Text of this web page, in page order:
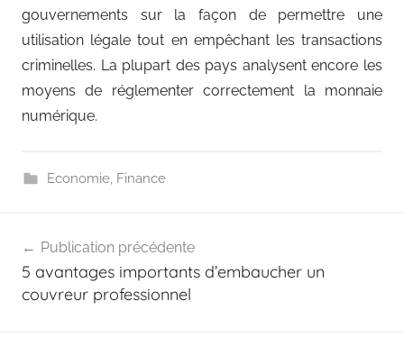
gouvernements sur la façon de permettre une
utilisation légale tout en empêchant les transactions
criminelles. La plupart des pays analysent encore les
moyens de réglementer correctement la monnaie
numérique.
Economie, Finance
de
l’article
Publication précédente
5 avantages importants d’embaucher un
couvreur professionnel